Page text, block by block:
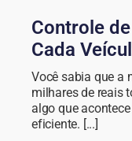
Controle
Cada
Você sabia que a
milhares de reais
algo que
eficiente. [...]